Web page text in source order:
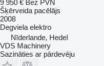
9 950 € Bez PVN
Šķērveida pacēlājs
2008
Degviela elektro
Nīderlande, Hedel
VDS Machinery
Sazināties ar pārdevēju